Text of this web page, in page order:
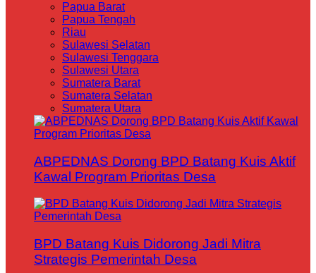
Papua Barat
Papua Tengah
Riau
Sulawesi Selatan
Sulawesi Tenggara
Sulawesi Utara
Sumatera Barat
Sumatera Selatan
Sumatera Utara
ABPEDNAS Dorong BPD Batang Kuis Aktif
Kawal Program Prioritas Desa
BPD Batang Kuis Didorong Jadi Mitra
Strategis Pemerintah Desa